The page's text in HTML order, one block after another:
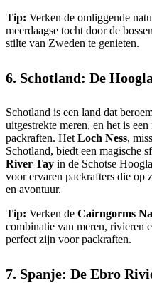
Tip: Verken de omliggende
meerdaagse tocht door de
stilte van Zweden te genieten.
6. Schotland: De
Schotland is een land dat
uitgestrekte meren, en het is
packraften. Het Loch Ness,
Schotland, biedt een magische
River Tay in de Schotse
voor ervaren packrafters die op
en avontuur.
Tip: Verken de Cairngorms
combinatie van meren, rivieren
perfect zijn voor packraften.
7. Spanje: De Ebro